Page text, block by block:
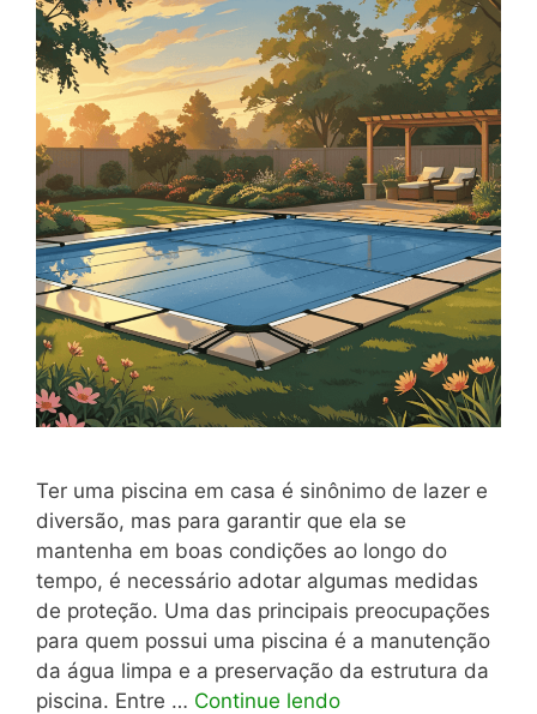
Ter uma piscina em casa é sinônimo de lazer e
diversão, mas para garantir que ela se
mantenha em boas condições ao longo do
tempo, é necessário adotar algumas medidas
de proteção. Uma das principais preocupações
para quem possui uma piscina é a manutenção
da água limpa e a preservação da estrutura da
piscina. Entre … Continue lendo